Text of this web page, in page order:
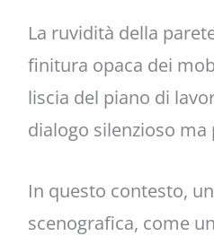
La ruvidità della
finitura opaca dei
liscia del piano di
dialogo silenzioso ma
In questo contesto,
scenografica, come